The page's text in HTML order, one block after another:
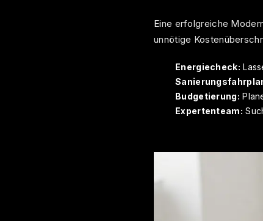
Eine erfolgreiche
unnötige
Energiecheck:
Budgetierung:
Expertenteam: